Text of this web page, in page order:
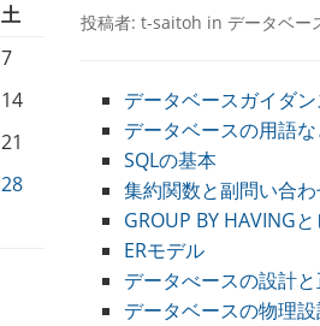
土
7
14
21
28
投稿者: t-saitoh in データベー
データベースガイダ
データベースの用語
SQLの基本
集約関数と副問い合
GROUP BY HAVING
ERモデル
データべースの設計
データベースの物理